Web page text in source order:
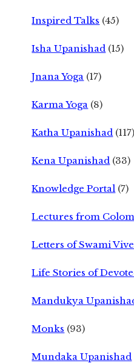
Inspired Talks (45)
Isha Upanishad (15)
Jnana Yoga (17)
Karma Yoga (8)
Katha Upanishad (117)
Kena Upanishad (33)
Knowledge Portal (7)
Lectures from
Letters of Swami
Life Stories of
Mandukya
Monks (93)
Mundaka Upanishad